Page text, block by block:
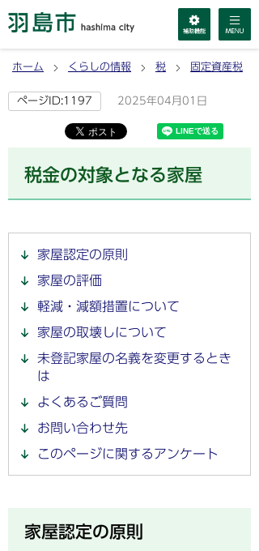
ホーム くらしの情報 税 固定資産税
ページID:1197 2025年04月01日
税金の対象となる家屋
家屋認定の原則
家屋の評価
軽減・減額措置について
家屋の取壊しについて
未登記家屋の名義を変更するとき
は
よくあるご質問
お問い合わせ先
このページに関するアンケート
家屋認定の原則